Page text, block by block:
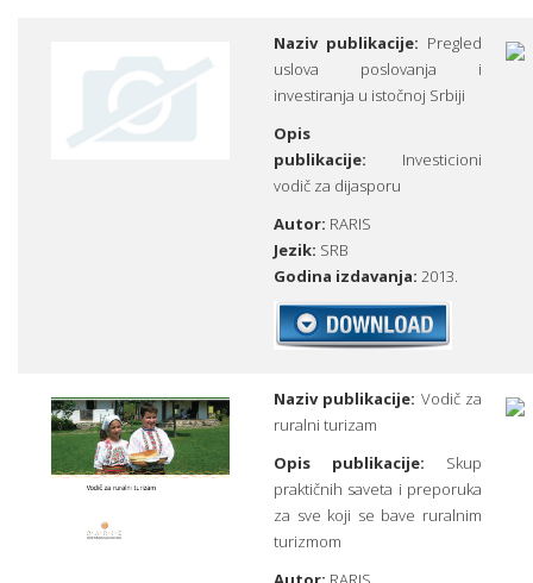
Naziv publikacije: Pregled
uslova poslovanja i
investiranja u istočnoj Srbiji
Opis
publikacije: Investicioni
vodič za dijasporu
Autor: RARIS
Jezik: SRB
Godina izdavanja: 2013.
Naziv publikacije: Vodič za
ruralni turizam
Opis publikacije: Skup
praktičnih saveta i preporuka
za sve koji se bave ruralnim
turizmom